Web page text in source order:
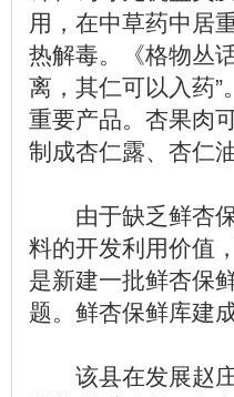
用，在中草药中居
热解毒。《格物丛
离，其仁可以入药
重要产品。杏果肉
制成杏仁露、杏仁油
由于缺乏鲜杏保
料的开发利用价值
是新建一批鲜杏保
题。鲜杏保鲜库建
该县在发展赵庄